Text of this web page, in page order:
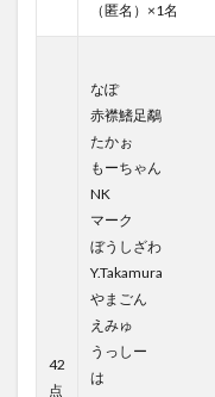
（匿名）×1名
42
点
なぽ
赤襟鰭足鷸
たかぉ
もーちゃん
NK
マーク
ぼうしざわ
Y.Takamura
やまごん
えみゅ
うっしー
は